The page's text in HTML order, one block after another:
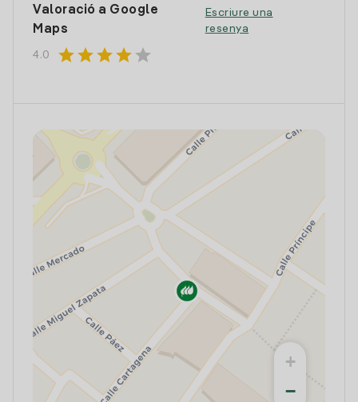
Valoració a Google
Maps
4.0 starstarstarstar star
Escriure una
resenya
+
−